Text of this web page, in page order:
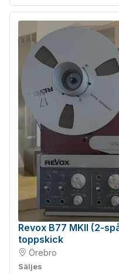
Revox B77 MKII (2-
toppskick
Örebro
Säljes